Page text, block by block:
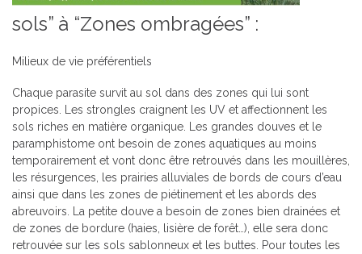
sols” à “Zones ombragées” :
Milieux de vie préférentiels
Chaque parasite survit au sol dans des zones qui lui sont
propices. Les strongles craignent les UV et affectionnent les
sols riches en matière organique. Les grandes douves et le
paramphistome ont besoin de zones aquatiques au moins
temporairement et vont donc être retrouvés dans les mouillères,
les résurgences, les prairies alluviales de bords de cours d’eau
ainsi que dans les zones de piétinement et les abords des
abreuvoirs. La petite douve a besoin de zones bien drainées et
de zones de bordure (haies, lisière de forêt…), elle sera donc
retrouvée sur les sols sablonneux et les buttes. Pour toutes les